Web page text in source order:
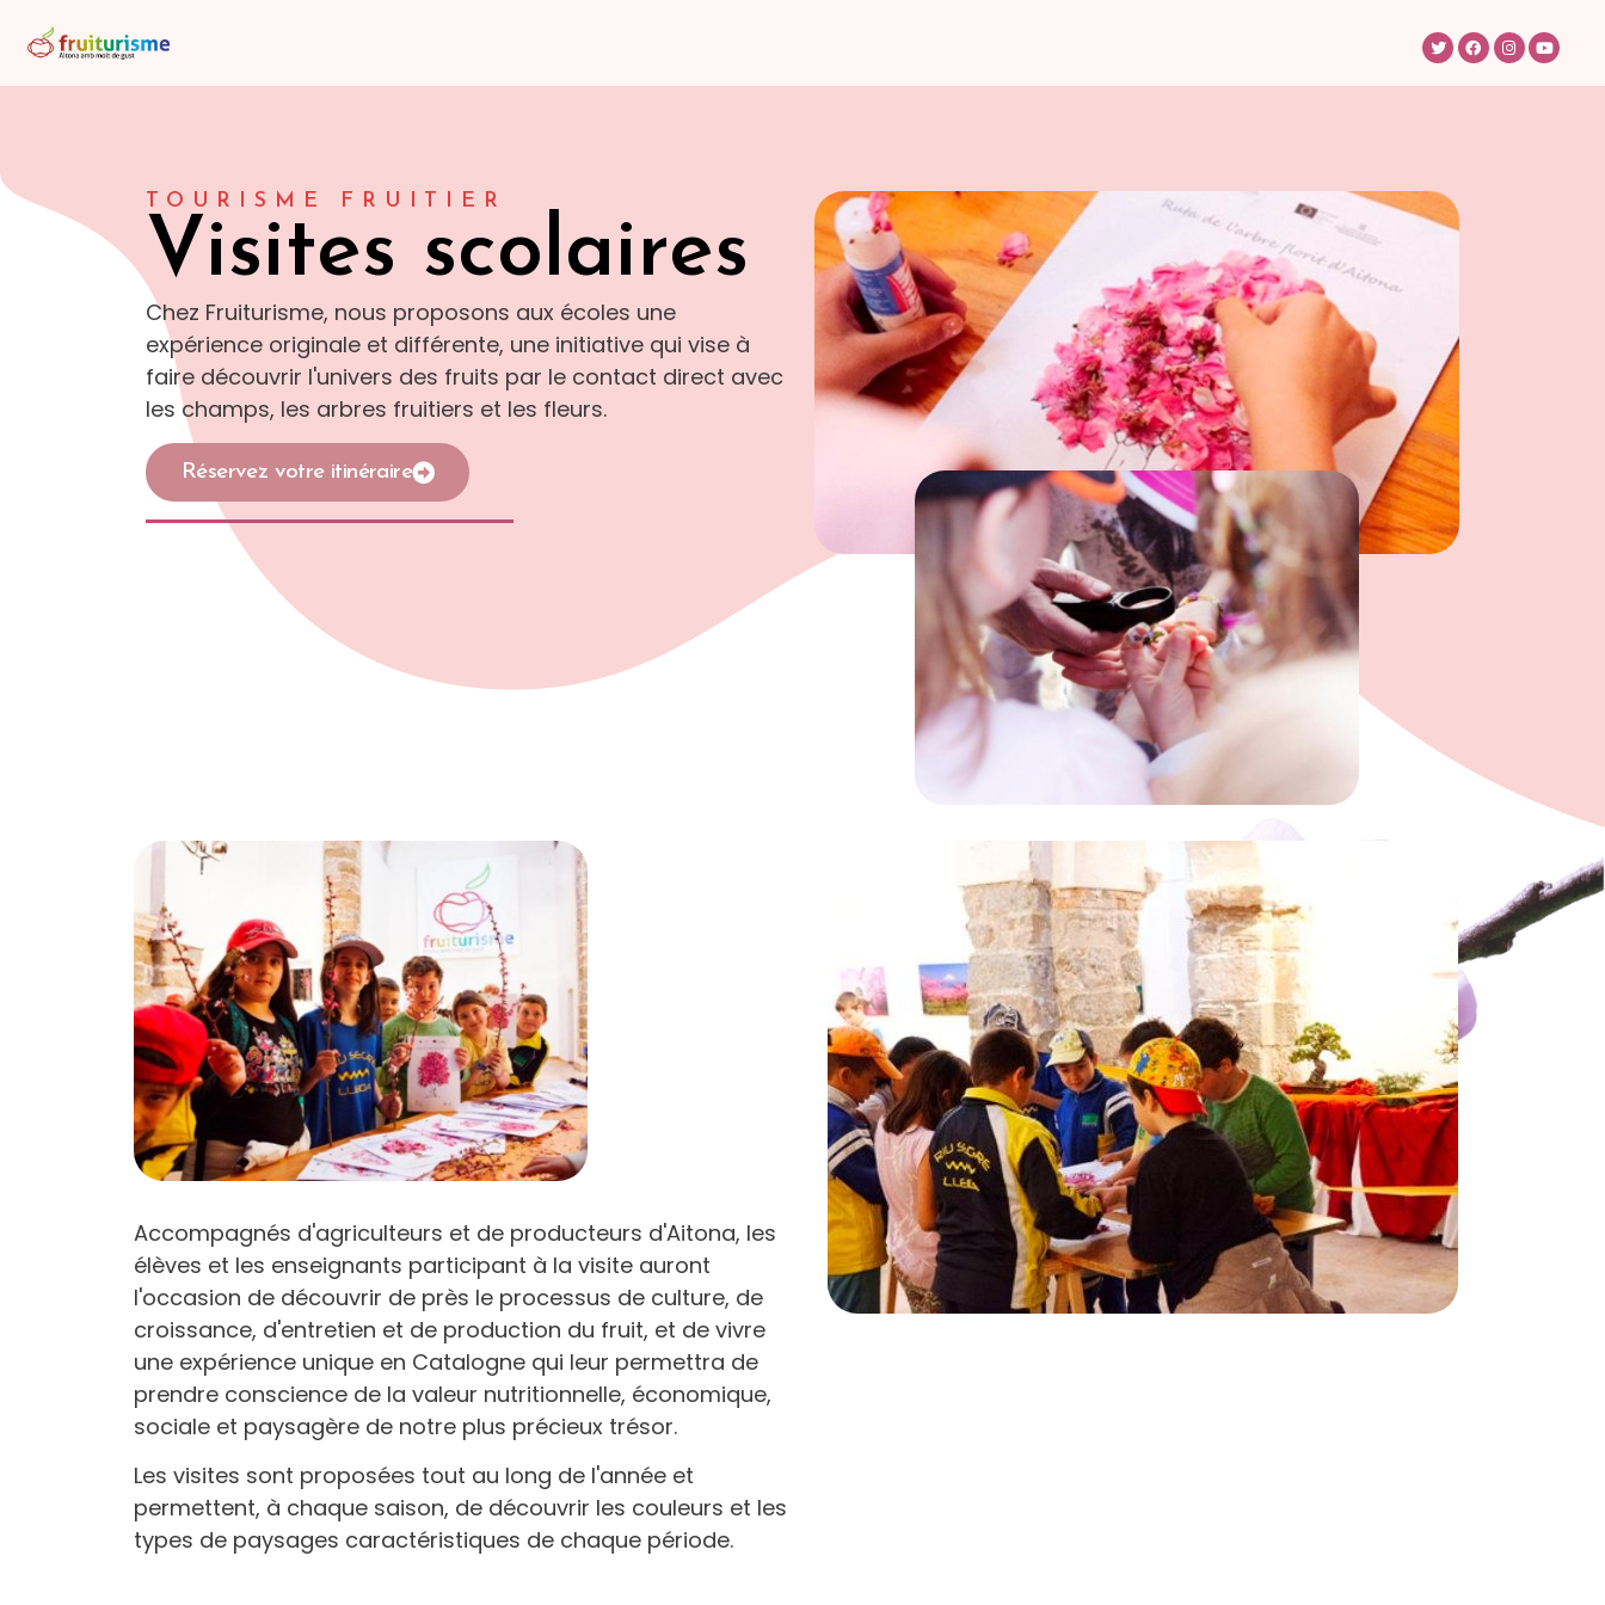
TOURISME FRUITIER
Visites scolaires
Chez Fruiturisme, nous proposons aux écoles une
expérience originale et différente, une initiative qui vise à
faire découvrir l'univers des fruits par le contact direct avec
les champs, les arbres fruitiers et les fleurs.
Réservez votre itinéraire
Accompagnés d'agriculteurs et de producteurs d'Aitona, les
élèves et les enseignants participant à la visite auront
l'occasion de découvrir de près le processus de culture, de
croissance, d'entretien et de production du fruit, et de vivre
une expérience unique en Catalogne qui leur permettra de
prendre conscience de la valeur nutritionnelle, économique,
sociale et paysagère de notre plus précieux trésor.
Les visites sont proposées tout au long de l'année et
permettent, à chaque saison, de découvrir les couleurs et les
types de paysages caractéristiques de chaque période.